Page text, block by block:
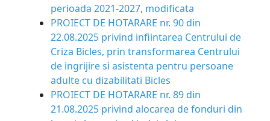
perioada 2021-2027, modificata
PROIECT DE HOTARARE nr. 90 din
22.08.2025 privind infiintarea Centrului de
Criza Bicles, prin transformarea Centrului
de ingrijire si asistenta pentru persoane
adulte cu dizabilitati Bicles
PROIECT DE HOTARARE nr. 89 din
21.08.2025 privind alocarea de fonduri din